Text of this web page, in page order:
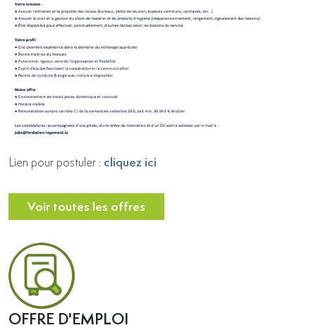
Lien pour postuler : cliquez ici
Voir toutes les offres
OFFRE D'EMPLOI